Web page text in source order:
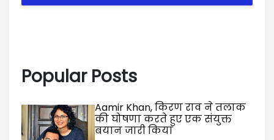
Popular Posts
Aamir Khan, किरण राव ने तलाक
की घोषणा करते हुए एक संयुक्त
बयान जारी किया